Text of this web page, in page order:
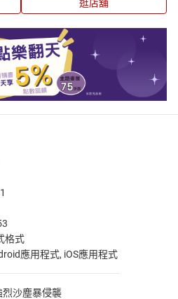
逛店舖
格式
應用程式, iOS應用程式
沙塵暴侵襲